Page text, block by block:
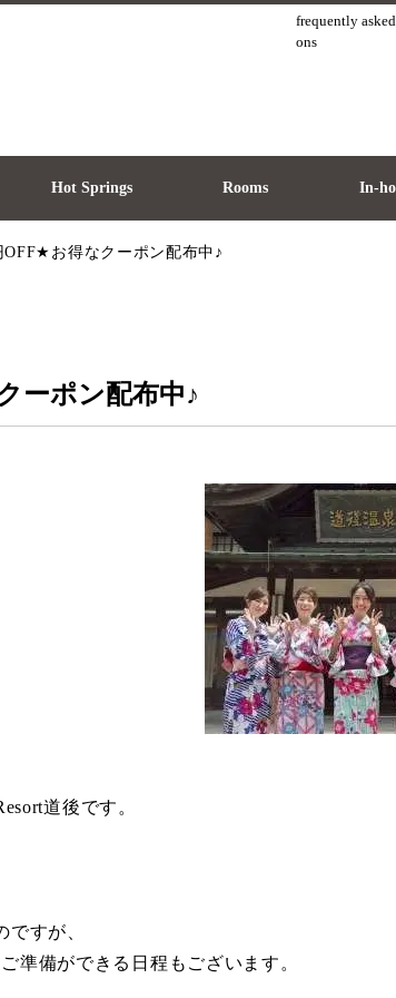
frequently
ons
Hot Springs Rooms In-
お得なクーポン配布中♪
ーポン配布中♪
道後です。
すが、
準備ができる日程もございます。